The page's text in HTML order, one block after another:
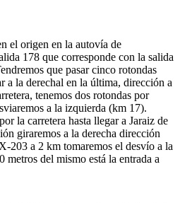
el origen en la autovía de
178 que corresponde con la salida
que pasar cinco rotondas
a la derechal en la última, dirección a
tenemos dos rotondas por
a la izquierda (km 17).
la carretera hasta llegar a Jaraiz de
giraremos a la derecha dirección
203 a 2 km tomaremos el desvío a la
del mismo está la entrada a